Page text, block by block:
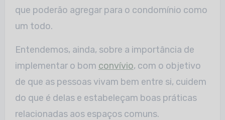
que poderão agregar para o condomínio como
um todo.
Entendemos, ainda, sobre a importância de
implementar o bom convívio, com o objetivo
de que as pessoas vivam bem entre si, cuidem
do que é delas e estabeleçam boas práticas
relacionadas aos espaços comuns.